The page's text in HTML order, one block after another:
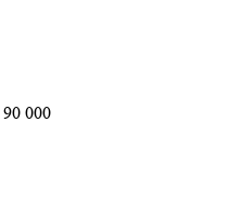
90 000